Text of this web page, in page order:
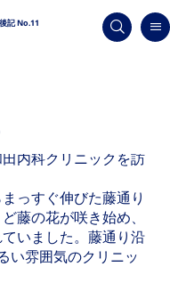
記 No.11
内科クリニックを訪
っすぐ伸びた藤通り
藤の花が咲き始め、
いました。藤通り沿
い雰囲気のクリニッ